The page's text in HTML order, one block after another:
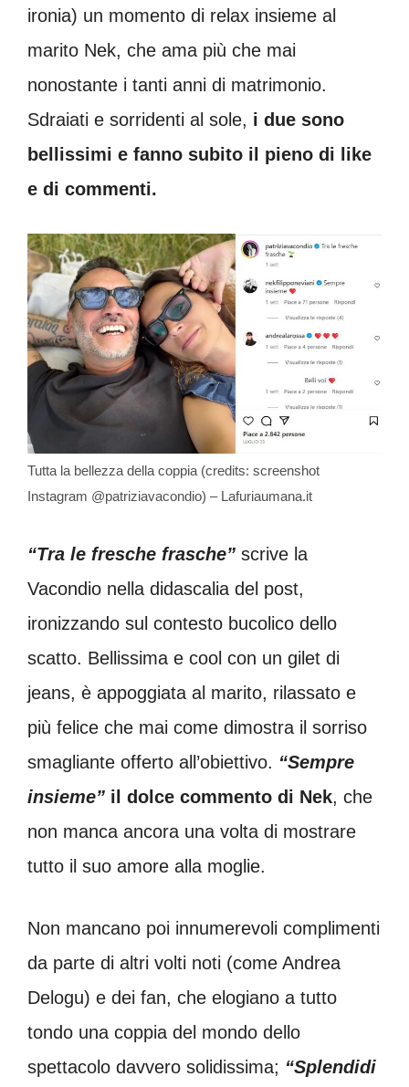
ironia) un momento di relax insieme al
marito Nek, che ama più che mai
nonostante i tanti anni di matrimonio.
Sdraiati e sorridenti al sole, i due sono
bellissimi e fanno subito il pieno di like
e di commenti.
Tutta la bellezza della coppia (credits: screenshot
Instagram @patriziavacondio) – Lafuriaumana.it
“Tra le fresche frasche” scrive la
Vacondio nella didascalia del post,
ironizzando sul contesto bucolico dello
scatto. Bellissima e cool con un gilet di
jeans, è appoggiata al marito, rilassato e
più felice che mai come dimostra il sorriso
smagliante offerto all’obiettivo. “Sempre
insieme” il dolce commento di Nek, che
non manca ancora una volta di mostrare
tutto il suo amore alla moglie.
Non mancano poi innumerevoli complimenti
da parte di altri volti noti (come Andrea
Delogu) e dei fan, che elogiano a tutto
tondo una coppia del mondo dello
spettacolo davvero solidissima; “Splendidi